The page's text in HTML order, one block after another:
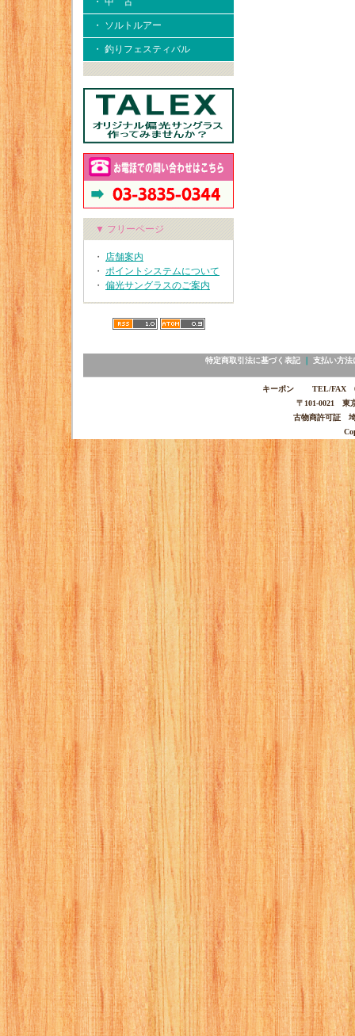
・ ソルトルアー
・ 釣りフェスティバル
▼ フリーページ
・ 店舗案内
・ ポイントシステムについて
・ 偏光サングラスのご案内
特定商取引法に基づく表記｜ 支払い方法
キーポン TEL/FAX
〒101-0021 東
古物商許可証